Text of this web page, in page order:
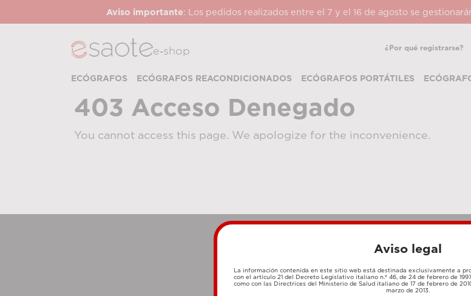
Aviso importante: Los pedidos realizados entre el 7 y el 16 de agosto se
e‑shop ¿Por qué registrarse?
ECÓGRAFOS ECÓGRAFOS REACONDICIONADOS ECÓGRAFOS PORTÁTILES
403 Acceso Denegado
You cannot access this page. We apologize for the inconvenience.
TARJETA
DE
TRANSFERENCIA
BANCARIA
Aviso legal
La información contenida en este sitio web está destinada exclusivamente a
con el artículo 21 del Decreto Legislativo italiano n.º 46, de 24 de febrero de
como con las Directrices del Ministerio de Salud italiano de 17 de febrero de
marzo de 2013.